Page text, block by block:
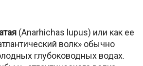
(Anarhichas lupus) или как ее
волк» обычно
глубоководных водах.